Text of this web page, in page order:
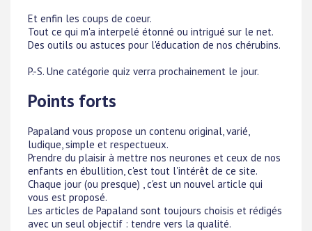
Et enfin les coups de coeur.
Tout ce qui m'a interpelé étonné ou intrigué sur le net.
Des outils ou astuces pour l'éducation de nos chérubins.
P.-S. Une catégorie quiz verra prochainement le jour.
Points forts
Papaland vous propose un contenu original, varié,
ludique, simple et respectueux.
Prendre du plaisir à mettre nos neurones et ceux de nos
enfants en ébullition, c'est tout l'intérêt de ce site.
Chaque jour (ou presque) , c'est un nouvel article qui
vous est proposé.
Les articles de Papaland sont toujours choisis et rédigés
avec un seul objectif : tendre vers la qualité.